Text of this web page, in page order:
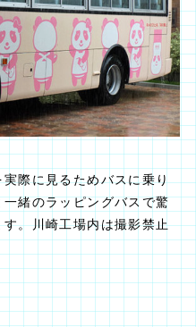
際に見るためバスに乗り
緒のラッピングバスで驚
。川崎工場内は撮影禁止